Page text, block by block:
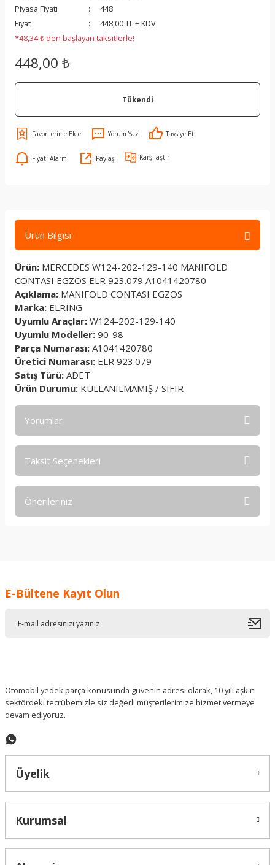
Piyasa Fiyatı
448
Fiyat
448,00 TL + KDV
*48,34 ₺ den başlayan taksitlerle!
448,00 ₺
Tükendi
Yorum Yaz Tavsiye Et
Fiyatı Alarmı Paylaş Karşılaştır
Ürün Bilgisi
Ürün: MERCEDES W124-202-129-140 MANIFOLD
CONTASI EGZOS ELR 923.079 A1041420780
Açıklama: MANIFOLD CONTASI EGZOS
Marka: ELRING
Uyumlu Araçlar: W124-202-129-140
Uyumlu Modeller: 90-98
Parça Numarası: A1041420780
Üretici Numarası: ELR 923.079
Satış Türü: ADET
Ürün Durumu: KULLANILMAMIŞ / SIFIR
Yorumlar
Taksit Seçenekleri
Önerileriniz
Ürün resmi kalitesiz, bozuk veya görüntülenemiyor.
E-Bültene Kayıt Olun
Otomobil yedek parça konusunda güvenin adresi olarak, 10 yılı aşkın
sektördeki tecrübemizle siz değerli müşterilerimize hizmet vermeye
devam ediyoruz.
Üyelik
Kurumsal